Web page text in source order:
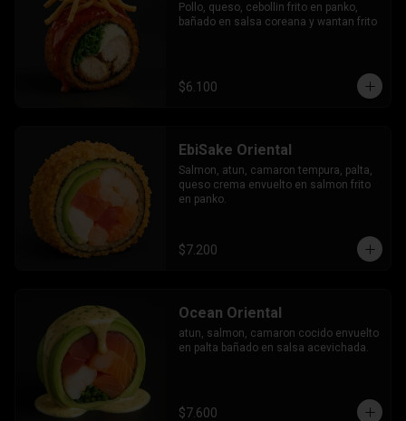
Pollo, queso, cebollin frito en panko,
bañado en salsa coreana y wantan frito
$6.100
EbiSake Oriental
Salmon, atun, camaron tempura, palta,
queso crema envuelto en salmon frito
en panko.
$7.200
Ocean Oriental
atun, salmon, camaron cocido envuelto
en palta bañado en salsa acevichada.
$7.600